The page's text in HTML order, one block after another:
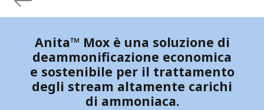
Anita™ Mox è una soluzione di
deammonificazione economica
e sostenibile per il trattamento
degli stream altamente carichi
di ammoniaca.